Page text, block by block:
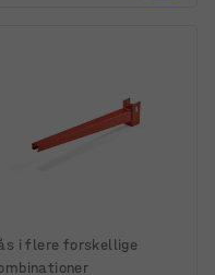
i flere forskellige